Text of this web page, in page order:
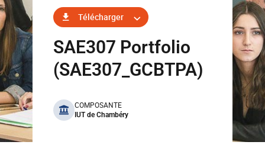
Télécharger
SAE307 Portfolio
(SAE307_GCBTPA)
benefits
COMPOSANTE
IUT de Chambéry